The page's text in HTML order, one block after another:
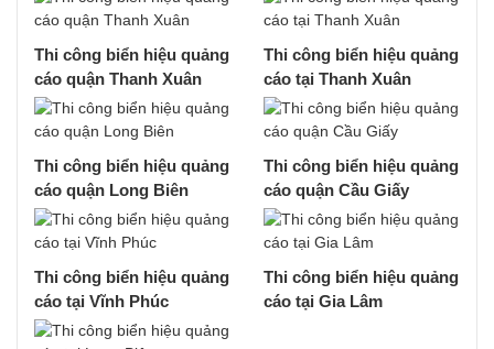
Thi công biển hiệu quảng
cáo quận Thanh Xuân
Thi công biển hiệu quảng
cáo tại Thanh Xuân
Thi công biển hiệu quảng
cáo quận Long Biên
Thi công biển hiệu quảng
cáo quận Cầu Giấy
Thi công biển hiệu quảng
cáo tại Vĩnh Phúc
Thi công biển hiệu quảng
cáo tại Gia Lâm